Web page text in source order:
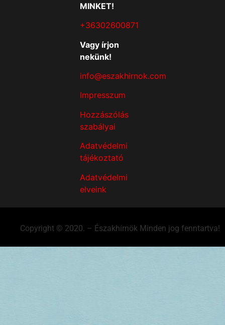
MINKET!
+36302600871
Vagy írjon
nekünk!
info@eszakhirnok.com
Impresszum
Hozzászólás
szabályai
Adatvédelmi
tájékoztató
Adatvédelmi
elveink
Copyright © 2020. – Északhírnök Minden jog fenntartva!